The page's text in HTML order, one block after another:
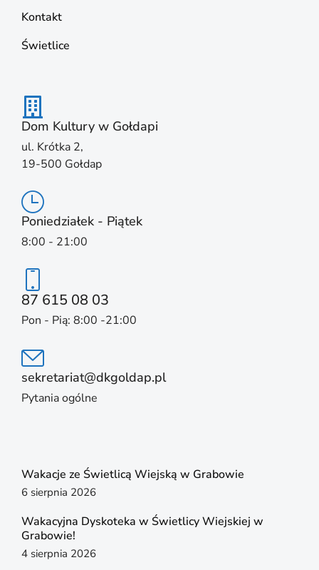
Kontakt
Świetlice
Dom Kultury w Gołdapi
ul. Krótka 2,
19-500 Gołdap
Poniedziałek - Piątek
8:00 - 21:00
87 615 08 03
Pon - Pią: 8:00 -21:00
sekretariat@dkgoldap.pl
Pytania ogólne
Wakacje ze Świetlicą Wiejską w Grabowie
6 sierpnia 2026
Wakacyjna Dyskoteka w Świetlicy Wiejskiej w
Grabowie!
4 sierpnia 2026